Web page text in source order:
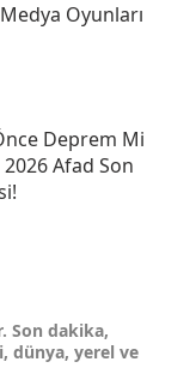
Oyunları
Deprem Mi
Afad Son
Son dakika,
dünya, yerel ve